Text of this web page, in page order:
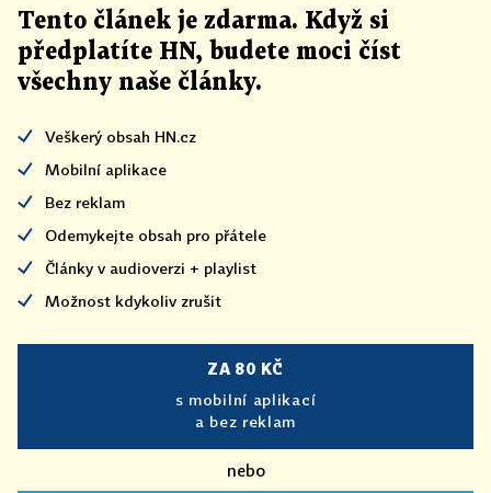
Tento článek je zdarma. Když si
předplatíte HN, budete moci číst
všechny naše články.
Veškerý obsah HN.cz
Mobilní aplikace
Bez reklam
Odemykejte obsah pro přátele
Články v audioverzi + playlist
Možnost kdykoliv zrušit
ZA 80 KČ
s mobilní aplikací
a bez reklam
nebo